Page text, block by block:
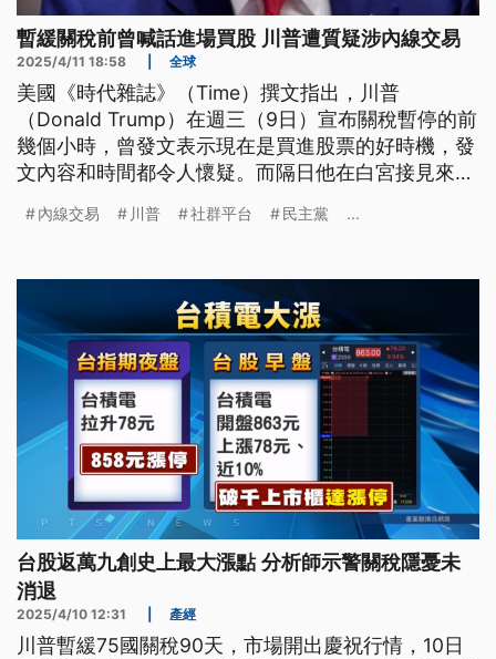
暫緩關稅前曾喊話進場買股 川普遭質疑涉內線交易
2025/4/11 18:58 全球
美國《時代雜誌》（Time）撰文指出，川普
（Donald Trump）在週三（9日）宣布關稅暫停的前
幾個小時，曾發文表示現在是買進股票的好時機，發
文內容和時間都令人懷疑。而隔日他在白宮接見來賓
民主黨國會議員要求徹查，川普的行為是否涉及內線
內線交易 川普 社群平台 民主黨 ...
台股返萬九創史上最大漲點 分析師示警關稅隱憂未
消退
2025/4/10 12:31 產經
川普暫緩75國關稅90天，市場開出慶祝行情，10日